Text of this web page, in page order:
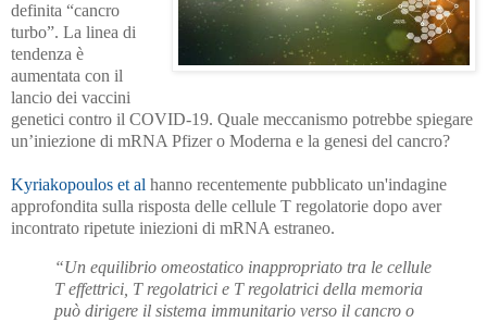
definita “cancro
turbo”. La linea di
tendenza è
aumentata con il
lancio dei vaccini
genetici contro il COVID-19. Quale meccanismo potrebbe spiegare
un’iniezione di mRNA Pfizer o Moderna e la genesi del cancro?
Kyriakopoulos et al hanno recentemente pubblicato un'indagine
approfondita sulla risposta delle cellule T regolatorie dopo aver
incontrato ripetute iniezioni di mRNA estraneo.
“Un equilibrio omeostatico inappropriato tra le cellule
T effettrici, T regolatrici e T regolatrici della memoria
può dirigere il sistema immunitario verso il cancro o